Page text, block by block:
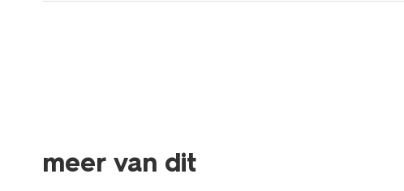
meer van dit